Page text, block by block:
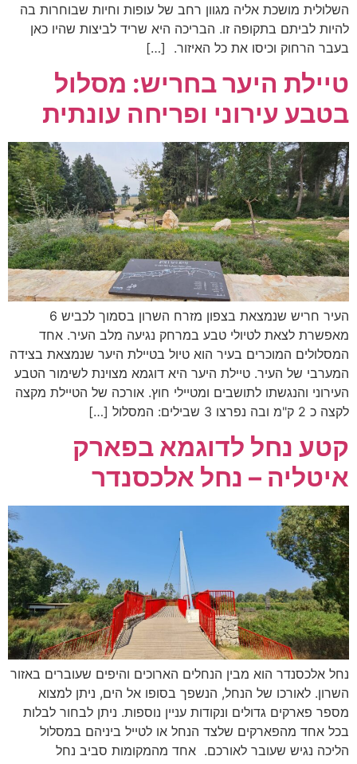
השלולית מושכת אליה מגוון רחב של עופות וחיות שבוחרות בה
להיות לביתם בתקופה זו. הבריכה היא שריד לביצות שהיו כאן
בעבר הרחוק וכיסו את כל האיזור. […]
טיילת היער בחריש: מסלול
בטבע עירוני ופריחה עונתית
העיר חריש שנמצאת בצפון מזרח השרון בסמוך לכביש 6
מאפשרת לצאת לטיולי טבע במרחק נגיעה מלב העיר. אחד
המסלולים המוכרים בעיר הוא טיול בטיילת היער שנמצאת בצידה
המערבי של העיר. טיילת היער היא דוגמא מצוינת לשימור הטבע
העירוני והנגשתו לתושבים ומטיילי חוץ. אורכה של הטיילת מקצה
לקצה כ 2 ק"מ ובה נפרצו 3 שבילים: המסלול […]
קטע נחל לדוגמא בפארק
איטליה – נחל אלכסנדר
נחל אלכסנדר הוא מבין הנחלים הארוכים והיפים שעוברים באזור
השרון. לאורכו של הנחל, הנשפך בסופו אל הים, ניתן למצוא
מספר פארקים גדולים ונקודות עניין נוספות. ניתן לבחור לבלות
בכל אחד מהפארקים שלצד הנחל או לטייל ביניהם במסלול
הליכה נגיש שעובר לאורכם. אחד מהמקומות סביב נחל